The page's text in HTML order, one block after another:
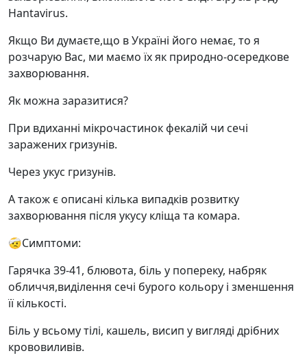
Hantavirus.
Якщо Ви думаєте,що в Україні його немає, то я
розчарую Вас, ми маємо їх як природно-осередкове
захворювання.
Як можна заразитися?
При вдиханні мікрочастинок фекалій чи сечі
заражених гризунів.
Через укус гризунів.
А також є описані кілька випадків розвитку
захворювання після укусу кліща та комара.
🤕Симптоми:
Гарячка 39-41, блювота, біль у попереку, набряк
обличчя,виділення сечі бурого кольору і зменшення
її кількості.
Біль у всьому тілі, кашель, висип у вигляді дрібних
крововиливів.